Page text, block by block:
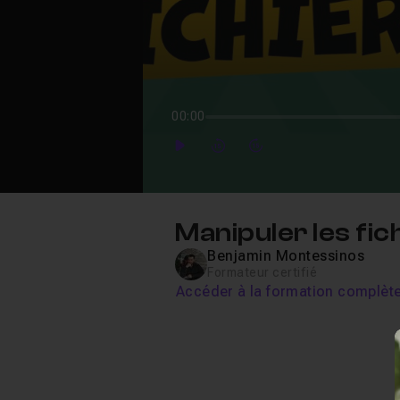
00:00
PlayForwardForward
Manipuler les
Benjamin Montessinos
Accéder à la formation